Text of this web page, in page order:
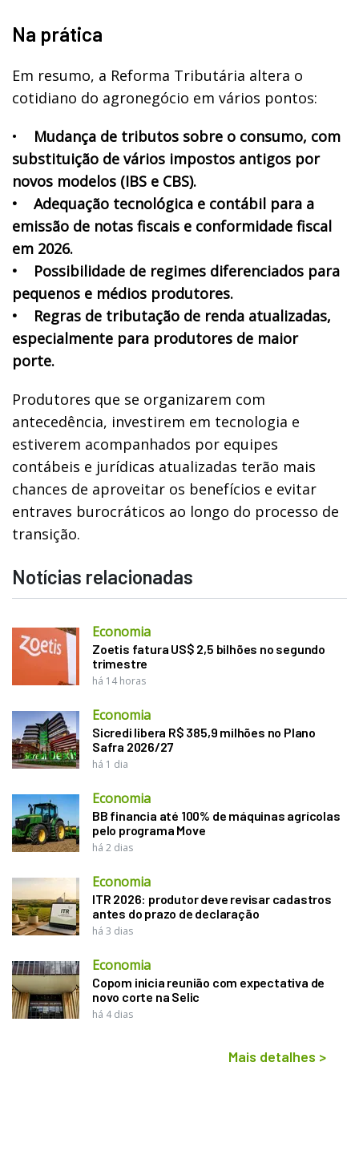
Na prática
Em resumo, a Reforma Tributária altera o
cotidiano do agronegócio em vários pontos:
• Mudança de tributos sobre o consumo, com
substituição de vários impostos antigos por
novos modelos (IBS e CBS).
• Adequação tecnológica e contábil para a
emissão de notas fiscais e conformidade fiscal
em 2026.
• Possibilidade de regimes diferenciados para
pequenos e médios produtores.
• Regras de tributação de renda atualizadas,
especialmente para produtores de maior
porte.
Produtores que se organizarem com
antecedência, investirem em tecnologia e
estiverem acompanhados por equipes
contábeis e jurídicas atualizadas terão mais
chances de aproveitar os benefícios e evitar
entraves burocráticos ao longo do processo de
transição.
Notícias relacionadas
Economia
Zoetis fatura US$ 2,5 bilhões no segundo
trimestre
há 14 horas
Economia
Sicredi libera R$ 385,9 milhões no Plano
Safra 2026/27
há 1 dia
Economia
BB financia até 100% de máquinas agrícolas
pelo programa Move
há 2 dias
Economia
ITR 2026: produtor deve revisar cadastros
antes do prazo de declaração
há 3 dias
Economia
Copom inicia reunião com expectativa de
novo corte na Selic
há 4 dias
Mais detalhes >